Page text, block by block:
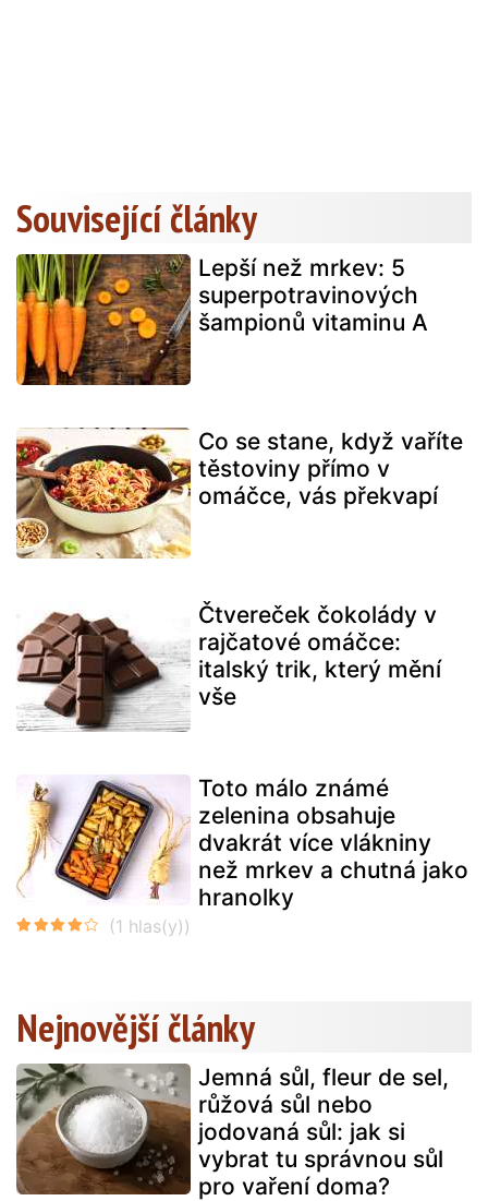
Související články
Lepší než mrkev: 5
superpotravinových
šampionů vitaminu A
Co se stane, když vaříte
těstoviny přímo v
omáčce, vás překvapí
Čtvereček čokolády v
rajčatové omáčce:
italský trik, který mění
vše
Toto málo známé
zelenina obsahuje
dvakrát více vlákniny
než mrkev a chutná jako
hranolky
Nejnovější články
Jemná sůl, fleur de sel,
růžová sůl nebo
jodovaná sůl: jak si
vybrat tu správnou sůl
pro vaření doma?